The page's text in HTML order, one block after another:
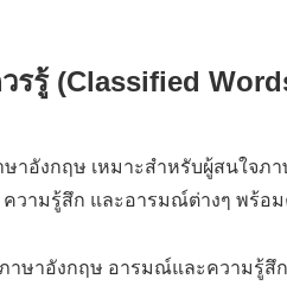
รรู้ (Classified
ษาอังกฤษ เหมาะสำหรับผู้สนใจภ
วามรู้สึก และอารมณ์ต่างๆ พร้อ
าษาอังกฤษ อารมณ์และความรู้สึก